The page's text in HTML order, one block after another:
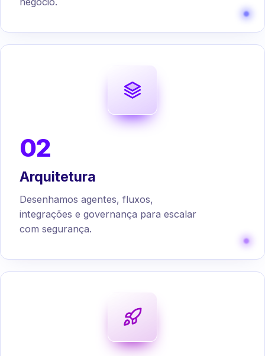
02
Arquitetura
Desenhamos agentes, fluxos,
integrações e governança para escalar
com segurança.